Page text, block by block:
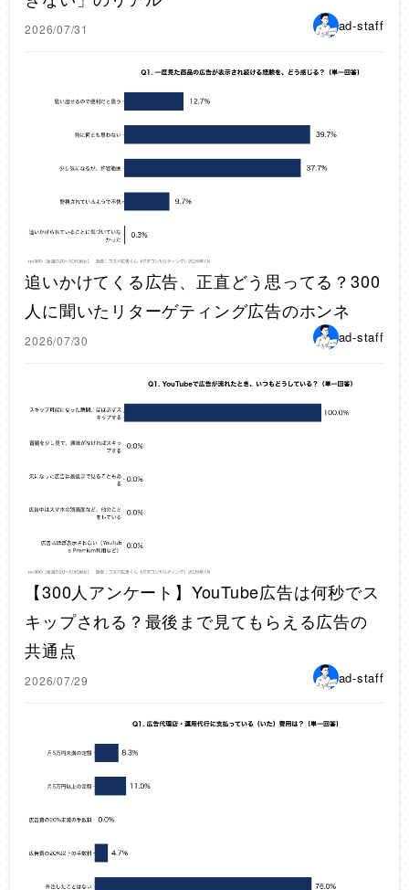
2026/07/31 ad-staff
追いかけてくる広告、正直どう思ってる？300
人に聞いたリターゲティング広告のホンネ
2026/07/30 ad-staff
【300人アンケート】YouTube広告は何秒でス
キップされる？最後まで見てもらえる広告の
共通点
2026/07/29 ad-staff